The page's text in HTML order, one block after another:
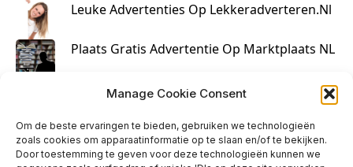
Manage Cookie Consent
Om de beste ervaringen te bieden, gebruiken we technologieën
zoals cookies om apparaatinformatie op te slaan en/of te bekijken.
Door toestemming te geven voor deze technologieën kunnen we
Leuke Advertenties Op Lekkeradverteren.nl
Plaats Gratis Advertentie Op Marktplaats NL
Kruisbestuiving Voor Succesvolle Marketing